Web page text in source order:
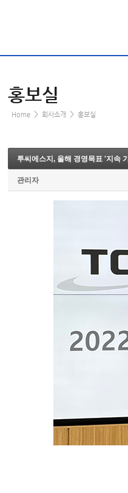
홍보실
Home > 회사소개 > 홍보실
투씨에스지, 올해 경영목표 '지속
관리자